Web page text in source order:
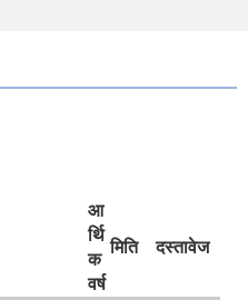
आ
र्थि
क
वर्ष
मिति दस्तावेज